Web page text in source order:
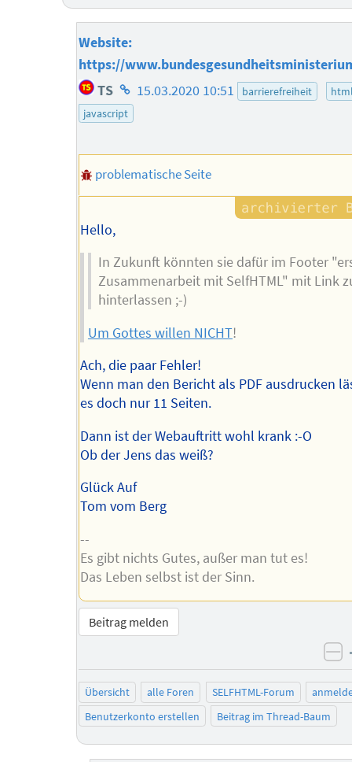
Website:
https://
TS Homepage
des
15.03.2020 10:51 barrierefreiheit
javascript
problematische Seite
Hello,
In Zukunft könnten sie dafür im Footer
Zusammenarbeit mit SelfHTML" mit Link
hinterlassen ;-)
Um Gottes willen NICHT!
Ach, die paar Fehler!
Wenn man den Bericht als PDF ausdrucken
es doch nur 11 Seiten.
Dann ist der Webauftritt wohl krank :-O
Ob der Jens das weiß?
Glück Auf
Tom vom Berg
--
Es gibt nichts Gutes, außer man tut es!
Das Leben selbst ist der Sinn.
Beitrag melden
Übersicht alle Foren SELFHTML-Forum
Benutzerkonto erstellen
Beitrag im Thread-Baum